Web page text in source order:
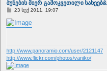
ბუნების მიერ გამოკვეთილი სახეებ&
P
s
t
23 სექ 2011, 19:07
http://www.panoramio.com/user/2121147
http://www.flickr.com/photos/vaniko/